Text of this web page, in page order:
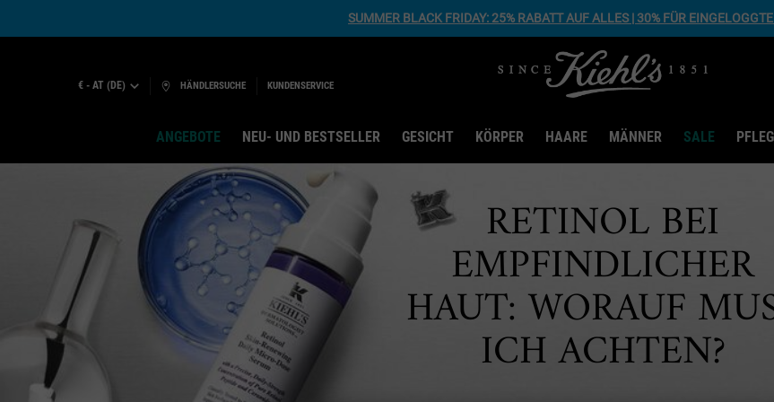
SUMMER BLACK FRIDAY: 25% RABATT AUF ALLES | 30% FÜR
€ - AT (DE) HÄNDLERSUCHE KUNDENSERVICE
ANGEBOTE NEU- UND BESTSELLER GESICHT KÖRPER HAARE MÄNNER SALE
RETINOL BEI
EMPFINDLICHER
HAUT: WORAUF
ICH ACHTEN?